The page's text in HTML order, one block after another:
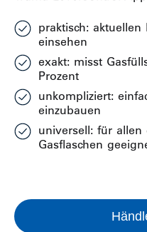
praktisch:
einsehen
exakt: misst
Prozent
unkompliziert:
einzubauen
universell: für
Gasflaschen